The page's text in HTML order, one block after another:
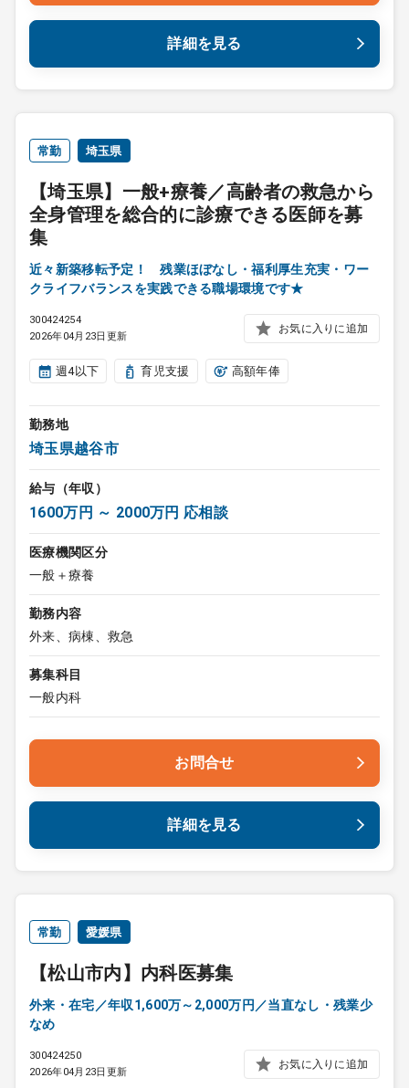
詳細を見る
常勤 埼玉県
【埼玉県】一般+療養／高齢者の救急から
全身管理を総合的に診療できる医師を募
集
近々新築移転予定！ 残業ほぼなし・福利厚生充実・ワー
クライフバランスを実践できる職場環境です★
300424254
2026年04月23日更新
お気に入りに追加
週4以下 育児支援 高額年俸
勤務地
埼玉県越谷市
給与（年収）
1600万円 ～ 2000万円 応相談
医療機関区分
一般＋療養
勤務内容
外来、病棟、救急
募集科目
一般内科
お問合せ
詳細を見る
常勤 愛媛県
【松山市内】内科医募集
外来・在宅／年収1,600万～2,000万円／当直なし・残業少
なめ
300424250
2026年04月23日更新
お気に入りに追加